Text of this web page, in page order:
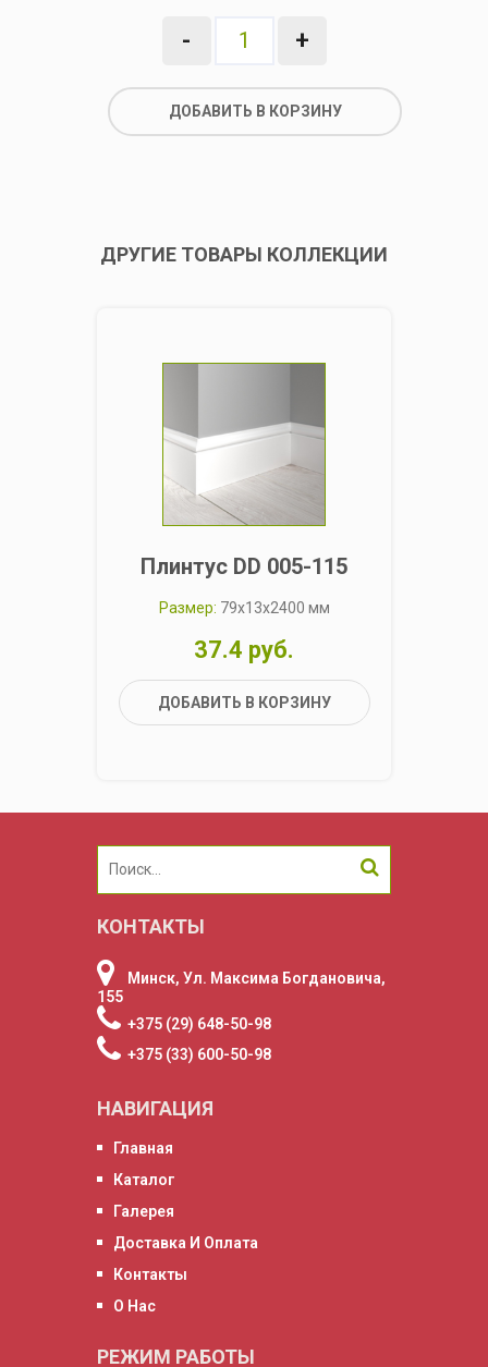
- +
ДОБАВИТЬ В КОРЗИНУ
ДРУГИЕ ТОВАРЫ КОЛЛЕКЦИИ
Плинтус DD 005-115
Размер: 79x13x2400 мм
37.4 руб.
ДОБАВИТЬ В КОРЗИНУ
КОНТАКТЫ
Минск, Ул. Максима Богдановича,
155
+375 (29) 648-50-98
+375 (33) 600-50-98
НАВИГАЦИЯ
Главная
Каталог
Галерея
Доставка И Оплата
Контакты
О Нас
РЕЖИМ РАБОТЫ